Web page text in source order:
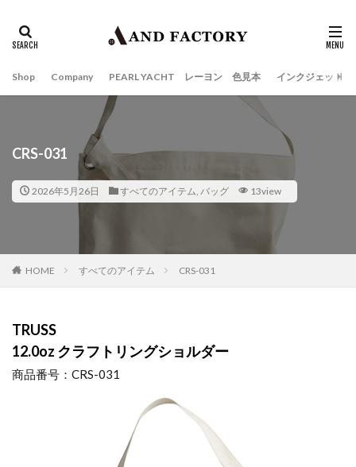
Shop Company PEARL YACHT レーヨン 色見本 インクジェット
CRS-031
2026年5月26日 すべてのアイテム, バッグ 13view
HOME すべてのアイテム CRS-031
TRUSS
12.0oz クラフトリングショルダー
商品番号：CRS-031